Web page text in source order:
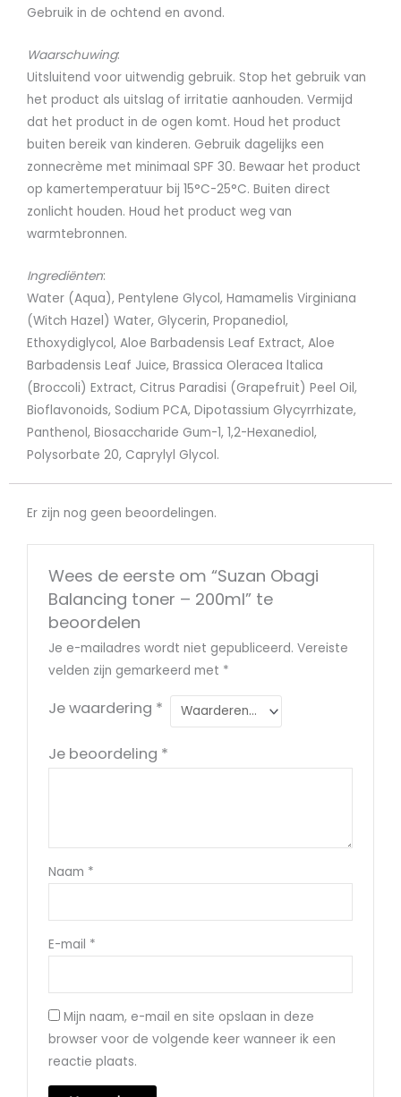
Gebruik in de ochtend en avond.
Waarschuwing:
Uitsluitend voor uitwendig gebruik. Stop het gebruik van
het product als uitslag of irritatie aanhouden. Vermijd
dat het product in de ogen komt. Houd het product
buiten bereik van kinderen. Gebruik dagelijks een
zonnecrème met minimaal SPF 30. Bewaar het product
op kamertemperatuur bij 15°C-25°C. Buiten direct
zonlicht houden. Houd het product weg van
warmtebronnen.
Ingrediënten:
Water (Aqua), Pentylene Glycol, Hamamelis Virginiana
(Witch Hazel) Water, Glycerin, Propanediol,
Ethoxydiglycol, Aloe Barbadensis Leaf Extract, Aloe
Barbadensis Leaf Juice, Brassica Oleracea ltalica
(Broccoli) Extract, Citrus Paradisi (Grapefruit) Peel Oil,
Bioflavonoids, Sodium PCA, Dipotassium Glycyrrhizate,
Panthenol, Biosaccharide Gum-1, 1,2-Hexanediol,
Polysorbate 20, Caprylyl Glycol.
Er zijn nog geen beoordelingen.
Wees de eerste om “Suzan Obagi
Balancing toner – 200ml” te
beoordelen
Je e-mailadres wordt niet gepubliceerd. Vereiste
velden zijn gemarkeerd met *
Je waardering *
Je beoordeling *
Naam *
E-mail *
Mijn naam, e-mail en site opslaan in deze
browser voor de volgende keer wanneer ik een
reactie plaats.